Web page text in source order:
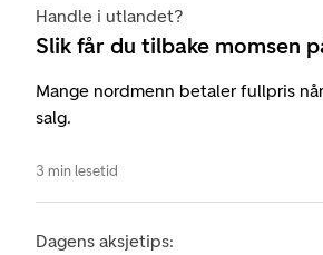
Handle i utlandet?
Slik får du tilbake momsen
Mange nordmenn betaler fullpris
salg.
3 min lesetid
Dagens aksjetips: